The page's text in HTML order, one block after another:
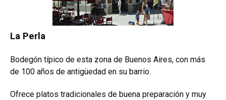
La Perla
Bodegón típico de esta zona de Buenos Aires, con más
de 100 años de antigüedad en su barrio.
Ofrece platos tradicionales de buena preparación y muy